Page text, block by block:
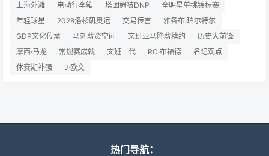
上海外滩
电动行李箱 塔图姆被DNP
全明星单挑锦标赛
年轻球星
2028洛杉矶奥运 交易传言
雅各布·珀尔特尔
GDP文化传承
马刺薪资空间 文班亚马降薪续约
历史大前锋
摩西·马龙
常规赛成就 文班一代 RC·布福德
名记观点
休赛期补强
J·欧文
热门导航：